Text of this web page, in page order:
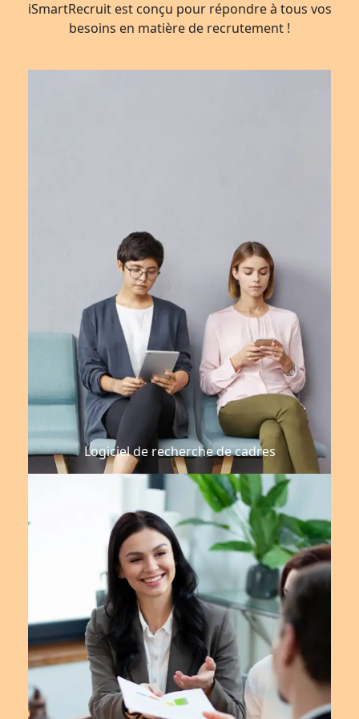
iSmartRecruit est conçu pour répondre à tous vos
besoins en matière de recrutement !
Logiciel de recherche de cadres